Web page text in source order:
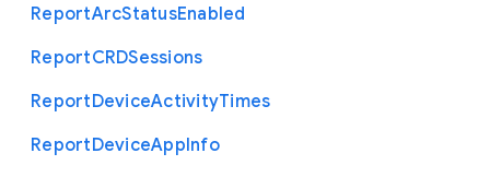
ReportArcStatusEnabled
ReportCRDSessions
ReportDeviceActivityTimes
ReportDeviceAppInfo